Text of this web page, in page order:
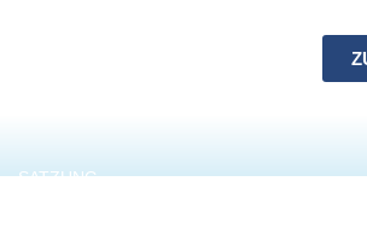
SATZUNG